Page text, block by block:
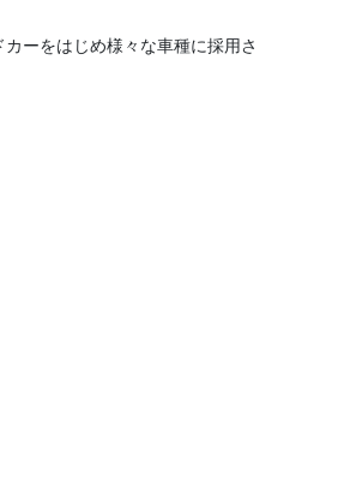
ーをはじめ様々な車種に採用さ